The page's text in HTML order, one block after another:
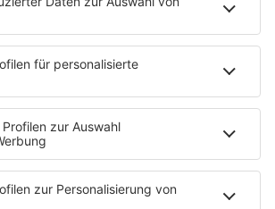
Radio.
Hier abstimmen